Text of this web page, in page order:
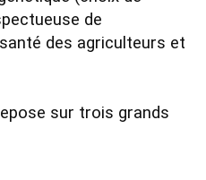
de
des agriculteurs et
sur trois grands